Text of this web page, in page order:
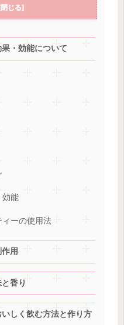
・効能について
効能
ーの使用法
用
香り
しく飲む方法と作り方